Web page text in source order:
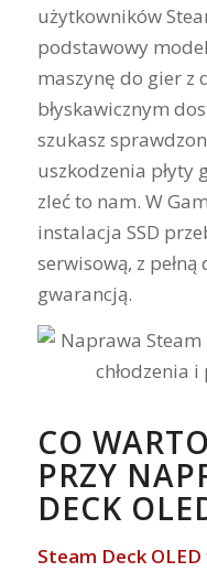
użytkowników
podstawowy
maszynę do gier z
błyskawicznym
szukasz
uszkodzenia płyty
zleć to nam. W
instalacja SSD
serwisową, z
gwarancją.
CO
PRZY
DECK
Steam Deck OLED